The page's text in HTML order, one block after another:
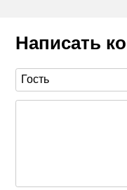
Написать